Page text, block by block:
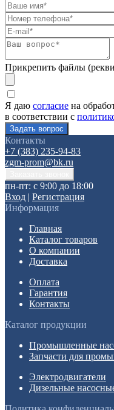
Прикрепить файлы
Я даю согласие на
в соответствии с
Контакты
+7 (383) 235-94-83
zgm-prom@bk.ru
пн-пт: с 9:00 до 18:00
Вход | Регистрация
Информация
Главная
Каталог товаров
О компании
Доставка
Оплата
Гарантия
Контакты
Каталог продукции
Промышленные
Запчасти для
Электродвигатели
Дизельные